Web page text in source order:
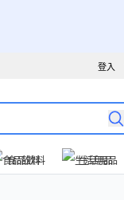
登入
食品飲料 生活用品